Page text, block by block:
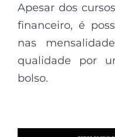
Apesar dos
financeiro, é
nas
qualidade por
bolso.